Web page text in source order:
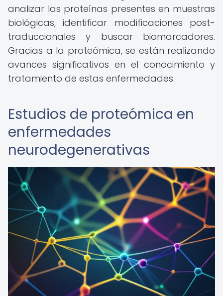
analizar las proteínas presentes en muestras
biológicas, identificar modificaciones post-
traduccionales y buscar biomarcadores.
Gracias a la proteómica, se están realizando
avances significativos en el conocimiento y
tratamiento de estas enfermedades.
Estudios de proteómica en
enfermedades
neurodegenerativas